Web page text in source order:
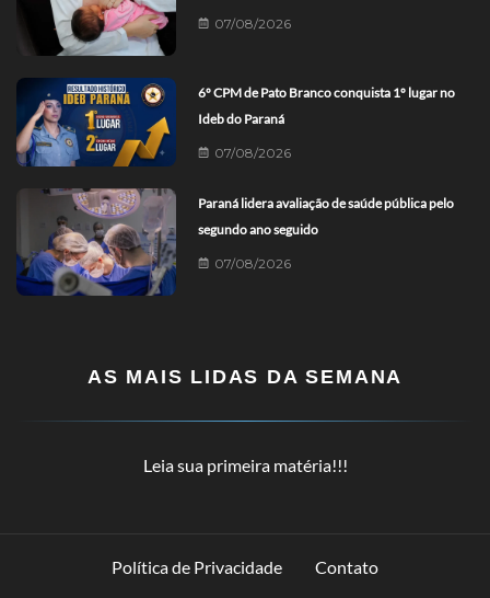
07/08/2026
6º CPM de Pato Branco conquista 1º lugar no
Ideb do Paraná
07/08/2026
Paraná lidera avaliação de saúde pública pelo
segundo ano seguido
07/08/2026
AS MAIS LIDAS DA SEMANA
Leia sua primeira matéria!!!
Política de Privacidade Contato